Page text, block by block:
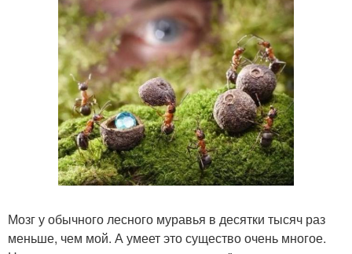
Мозг у обычного лесного муравья в десятки тысяч раз
меньше, чем мой. А умеет это существо очень многое.